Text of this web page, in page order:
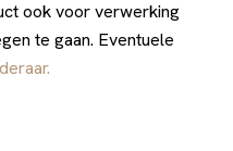
ook voor verwerking
te gaan. Eventuele